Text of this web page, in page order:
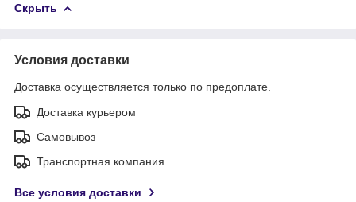
Скрыть
Условия доставки
Доставка осуществляется только по предоплате.
Доставка курьером
Самовывоз
Транспортная компания
Все условия доставки